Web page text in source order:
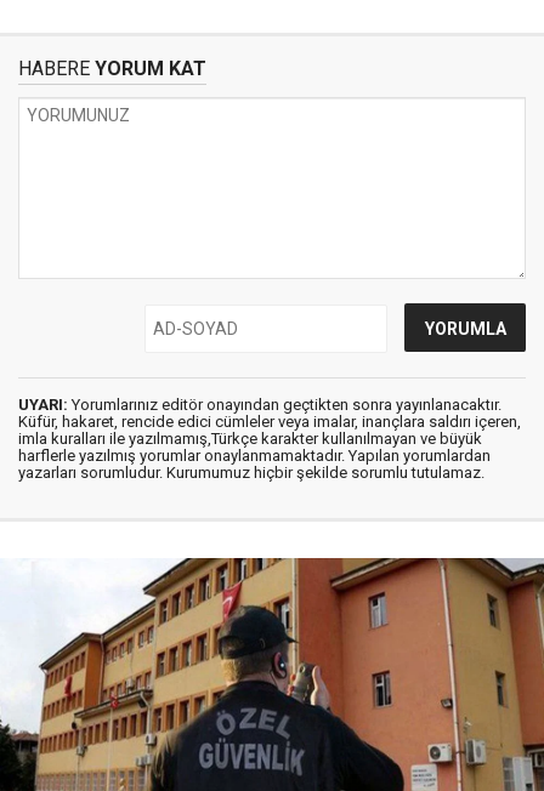
HABERE YORUM KAT
UYARI: Yorumlarınız editör onayından geçtikten sonra yayınlanacaktır.
Küfür, hakaret, rencide edici cümleler veya imalar, inançlara saldırı içeren,
imla kuralları ile yazılmamış,Türkçe karakter kullanılmayan ve büyük
harflerle yazılmış yorumlar onaylanmamaktadır. Yapılan yorumlardan
yazarları sorumludur. Kurumumuz hiçbir şekilde sorumlu tutulamaz.